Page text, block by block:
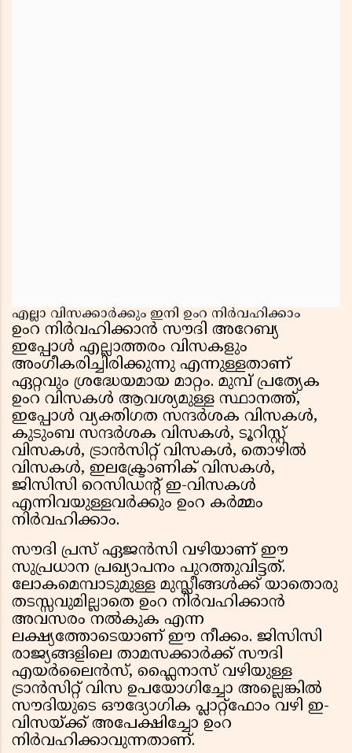
എല്ലാ വിസക്കാർക്കും ഇനി ഉംറ നിർവഹിക്കാം
ഉംറ നിർവഹിക്കാൻ സൗദി അറേബ്യ
ഇപ്പോൾ എല്ലാത്തരം വിസകളും
അംഗീകരിച്ചിരിക്കുന്നു എന്നുള്ളതാണ്
ഏറ്റവും ശ്രദ്ധേയമായ മാറ്റം. മുമ്പ് പ്രത്യേക
ഉംറ വിസകൾ ആവശ്യമുള്ള സ്ഥാനത്ത്,
ഇപ്പോൾ വ്യക്തിഗത സന്ദർശക വിസകൾ,
കുടുംബ സന്ദർശക വിസകൾ, ടൂറിസ്റ്റ്
വിസകൾ, ട്രാൻസിറ്റ് വിസകൾ, തൊഴിൽ
വിസകൾ, ഇലക്ട്രോണിക് വിസകൾ,
ജിസിസി റെസിഡന്റ് ഇ-വിസകൾ
എന്നിവയുള്ളവർക്കും ഉംറ കർമ്മം
നിർവഹിക്കാം.
സൗദി പ്രസ് ഏജൻസി വഴിയാണ് ഈ
സുപ്രധാന പ്രഖ്യാപനം പുറത്തുവിട്ടത്.
ലോകമെമ്പാടുമുള്ള മുസ്ലീങ്ങൾക്ക് യാതൊരു
തടസ്സവുമില്ലാതെ ഉംറ നിർവഹിക്കാൻ
അവസരം നൽകുക എന്ന
ലക്ഷ്യത്തോടെയാണ് ഈ നീക്കം. ജിസിസി
രാജ്യങ്ങളിലെ താമസക്കാർക്ക് സൗദി
എയർലൈൻസ്, ഫ്ലൈനാസ് വഴിയുള്ള
ട്രാൻസിറ്റ് വിസ ഉപയോഗിച്ചോ അല്ലെങ്കിൽ
സൗദിയുടെ ഔദ്യോഗിക പ്ലാറ്റ്‌ഫോം വഴി ഇ-
വിസയ്ക്ക് അപേക്ഷിച്ചോ ഉംറ
നിർവഹിക്കാവുന്നതാണ്.